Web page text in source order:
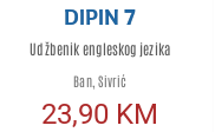
DIPIN 7
Udžbenik engleskog jezika
Ban, Sivrić
23,90 KM